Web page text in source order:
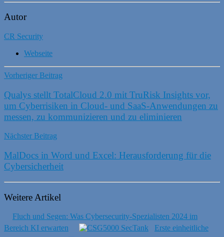
Autor
CR Security
Webseite
Vorheriger Beitrag
Qualys stellt TotalCloud 2.0 mit TruRisk Insights vor,
um Cyberrisiken in Cloud- und SaaS-Anwendungen zu
messen, zu kommunizieren und zu eliminieren
Nächster Beitrag
MalDocs in Word und Excel: Herausforderung für die
Cybersicherheit
Weitere Artikel
Fluch und Segen: Was Cybersecurity-Spezialisten 2024 im
Bereich KI erwarten
Erste einheitliche